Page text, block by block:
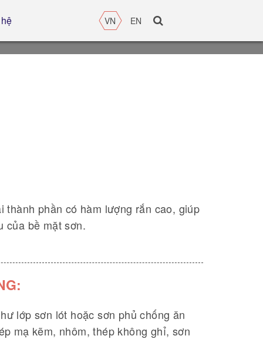
VN EN
thành phần có hàm lượng rắn cao, giúp
của bề mặt sơn.
lớp sơn lót hoặc sơn phủ chống ăn
mạ kẽm, nhôm, thép không ghỉ, sơn